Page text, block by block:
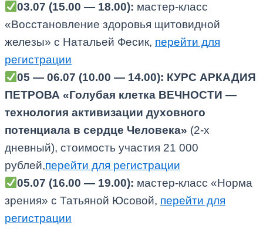
03.07 (15.00 — 18.00): мастер-класс
«Восстановление здоровья щитовидной
железы» с Натальей Фесик, перейти для
регистрации
05 — 06.07 (10.00 — 14.00): КУРС АРКАДИЯ
ПЕТРОВА «Голубая клетка ВЕЧНОСТИ —
технология активизации духовного
потенциала в сердце Человека» (2-х
дневный), стоимость участия 21 000
рублей,перейти для регистрации
05.07 (16.00 — 19.00): мастер-класс «Норма
зрения» с Татьяной Юсовой, перейти для
регистрации